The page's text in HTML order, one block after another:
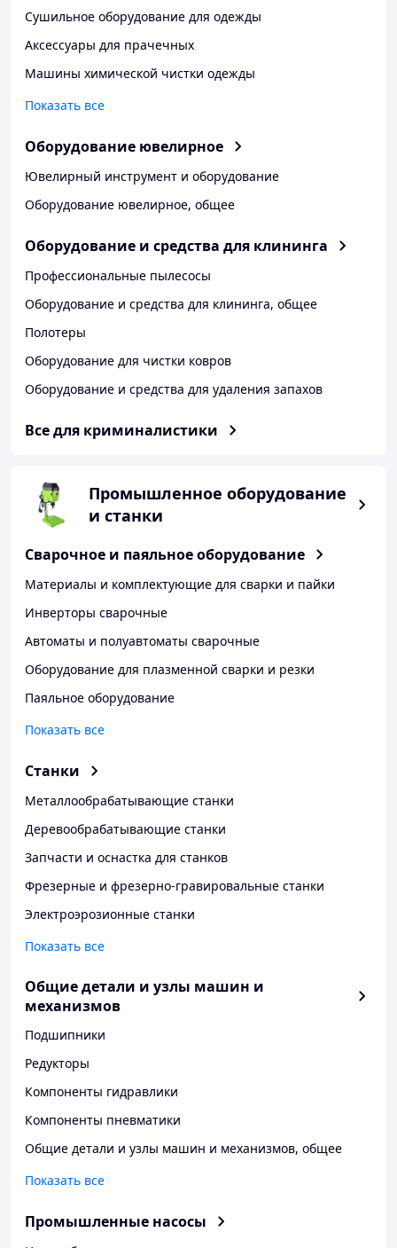
Сушильное оборудование для одежды
Аксессуары для прачечных
Машины химической чистки одежды
Показать все
Оборудование ювелирное
Ювелирный инструмент и оборудование
Оборудование ювелирное, общее
Оборудование и средства для клининга
Профессиональные пылесосы
Оборудование и средства для клининга, общее
Полотеры
Оборудование для чистки ковров
Оборудование и средства для удаления запахов
Все для криминалистики
Промышленное оборудование
и станки
Сварочное и паяльное оборудование
Материалы и комплектующие для сварки и пайки
Инверторы сварочные
Автоматы и полуавтоматы сварочные
Оборудование для плазменной сварки и резки
Паяльное оборудование
Показать все
Станки
Металлообрабатывающие станки
Деревообрабатывающие станки
Запчасти и оснастка для станков
Фрезерные и фрезерно-гравировальные станки
Электроэрозионные станки
Показать все
Общие детали и узлы машин и
механизмов
Подшипники
Редукторы
Компоненты гидравлики
Компоненты пневматики
Общие детали и узлы машин и механизмов, общее
Показать все
Промышленные насосы